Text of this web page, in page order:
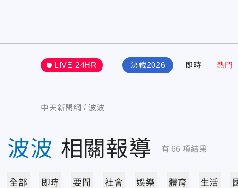
LIVE 24HR 決戰2026 即時 熱門
中天新聞網 波波
波波 相關報導 有 66 項結果
全部 即時 要聞 社會 娛樂 體育 生活